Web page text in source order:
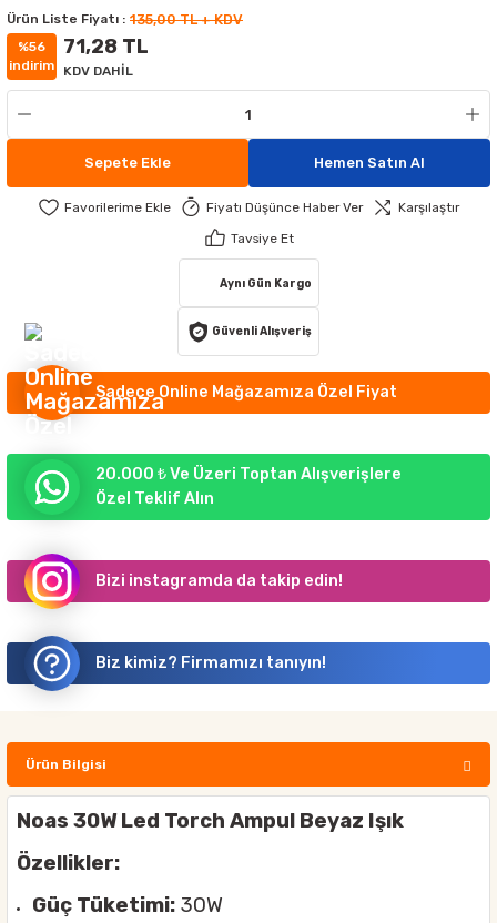
ÇİM ARMATÜR
APLİKLER
AYDINLATMA
APLİKLER
Ürün Liste Fiyatı : 135,00 TL + KDV
%56
indirim
71,28 TL
KDV DAHİL
Sepete Ekle Hemen Satın Al
Fiyatı Düşünce Haber Ver
Karşılaştır
Tavsiye Et
Aynı Gün Kargo
Güvenli Alışveriş
Sadece Online Mağazamıza Özel Fiyat
20.000 ₺ Ve Üzeri Toptan Alışverişlere
Özel Teklif Alın
Bizi instagramda da takip edin!
Biz kimiz? Firmamızı tanıyın!
Ürün Bilgisi
Noas 30W Led Torch Ampul Beyaz Işık
Özellikler:
Güç Tüketimi: 30W